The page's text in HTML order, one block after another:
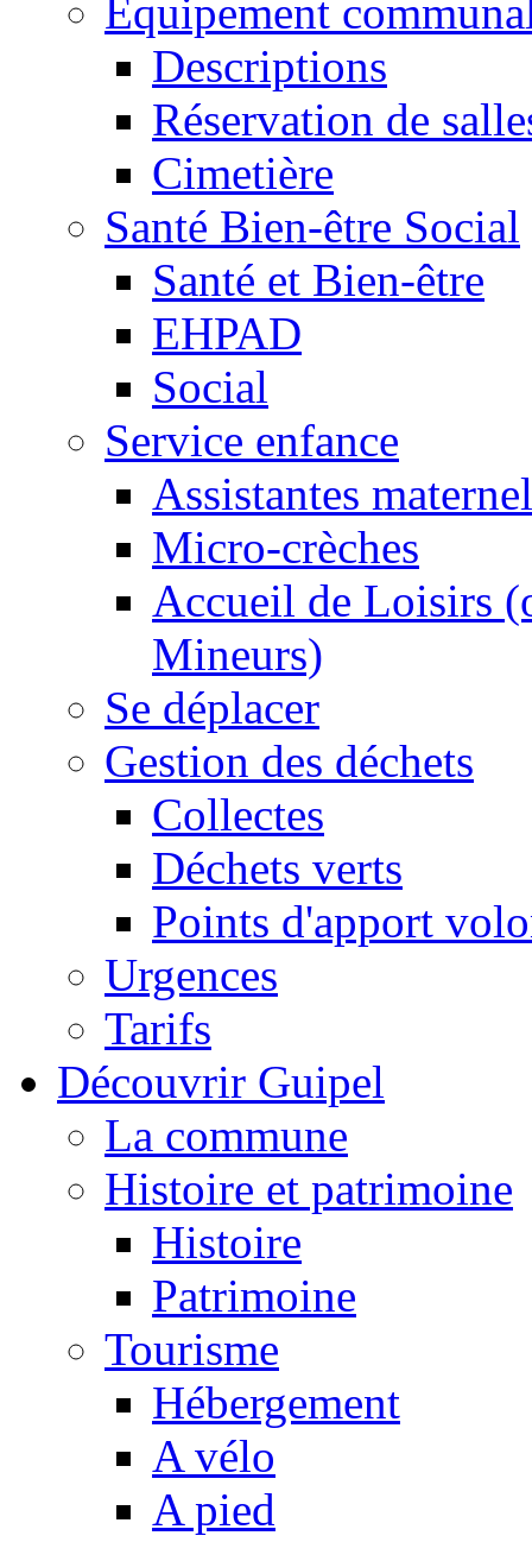
Equipement
Descriptions
Réservation de
Cimetière
Santé Bien-être Social
Santé et Bien-être
EHPAD
Social
Service enfance
Assistantes
Micro-crèches
Accueil de Loisirs
Mineurs)
Se déplacer
Gestion des déchets
Collectes
Déchets verts
Points d'apport
Urgences
Tarifs
Découvrir Guipel
La commune
Histoire et patrimoine
Histoire
Patrimoine
Tourisme
Hébergement
A vélo
A pied